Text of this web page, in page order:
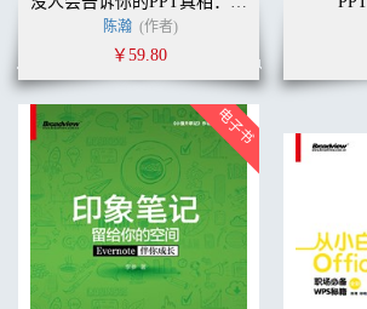
陈瀚 (作者)
￥59.80